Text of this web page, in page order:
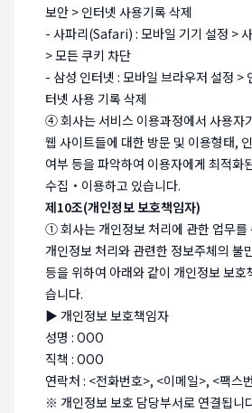
보안 > 인터넷 사용기록 삭제
- 사파리(Safari) : 모바일 기기 설정 >
> 모든 쿠키 차단
- 삼성 인터넷 : 모바일 브라우저 설정 >
터넷 사용 기록 삭제
④ 회사는 서비스 이용과정에서 사용자
웹 사이트들에 대한 방문 및 이용형태,
여부 등을 파악하여 이용자에게 최적화
수집・이용하고 있습니다.
제10조(개인정보 보호책임자)
① 회사는 개인정보 처리에 관한 업무를
개인정보 처리와 관련한 정보주체의 불
등을 위하여 아래와 같이 개인정보 보호
습니다.
▶ 개인정보 보호책임자
성명 : OOO
직책 : OOO
연락처 : <전화번호>, <이메일>, <팩스
※ 개인정보 보호 담당부서로 연결됩니